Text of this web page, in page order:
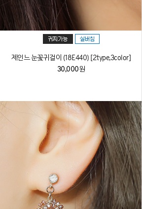
제인느 눈꽃귀걸이 (18E440) [2type,3color]
30,000원